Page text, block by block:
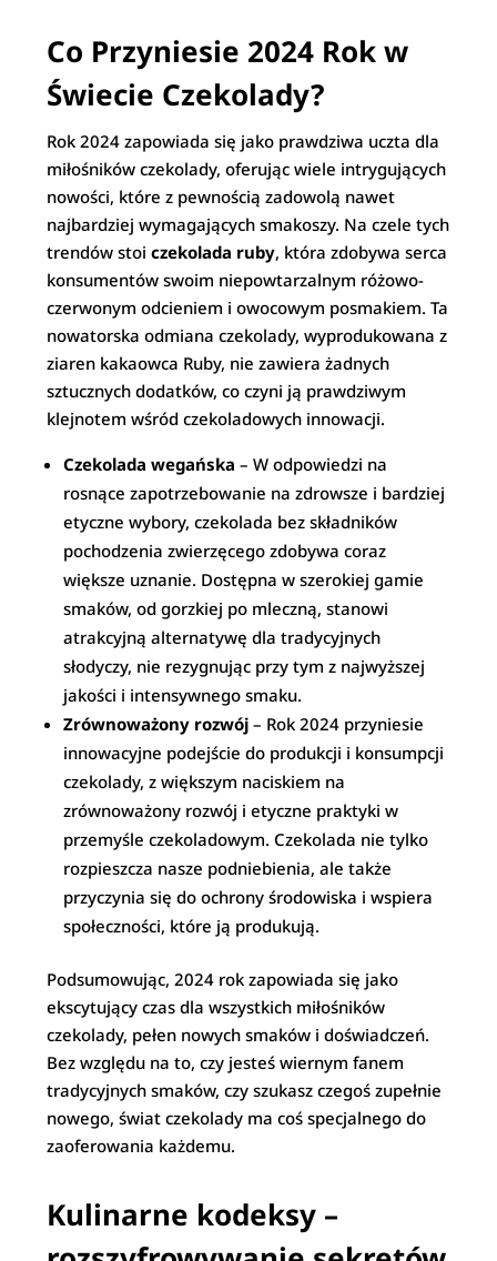
Co Przyniesie 2024 Rok w
Świecie Czekolady?
Rok 2024 zapowiada się jako prawdziwa uczta dla
miłośników czekolady, oferując wiele intrygujących
nowości, które z pewnością zadowolą nawet
najbardziej wymagających smakoszy. Na czele tych
trendów stoiczekolada ruby, która zdobywa serca
konsumentów swoim niepowtarzalnym różowo-
czerwonym odcieniem i owocowym posmakiem. Ta
nowatorska odmiana czekolady, wyprodukowana z
ziaren kakaowca Ruby, nie zawiera żadnych
sztucznych dodatków, co czyni ją prawdziwym
klejnotem wśród czekoladowych innowacji.
Czekolada wegańska – W odpowiedzi na
rosnące zapotrzebowanie na zdrowsze i bardziej
etyczne wybory, czekolada bez składników
pochodzenia zwierzęcego zdobywa coraz
większe uznanie. Dostępna w szerokiej gamie
smaków, od gorzkiej po mleczną, stanowi
atrakcyjną alternatywę dla tradycyjnych
słodyczy, nie rezygnując przy tym z najwyższej
jakości i intensywnego smaku.
Zrównoważony rozwój – Rok 2024 przyniesie
innowacyjne podejście do produkcji i konsumpcji
czekolady, z większym naciskiem na
zrównoważony rozwój i etyczne praktyki w
przemyśle czekoladowym. Czekolada nie tylko
rozpieszcza nasze podniebienia, ale także
przyczynia się do ochrony środowiska i wspiera
społeczności, które ją produkują.
Podsumowując, 2024 rok zapowiada się jako
ekscytujący czas dla wszystkich miłośników
czekolady, pełen nowych smaków i doświadczeń.
Bez względu na to, czy jesteś wiernym fanem
tradycyjnych smaków, czy szukasz czegoś zupełnie
nowego, świat czekolady ma coś specjalnego do
zaoferowania każdemu.
Kulinarne kodeksy –